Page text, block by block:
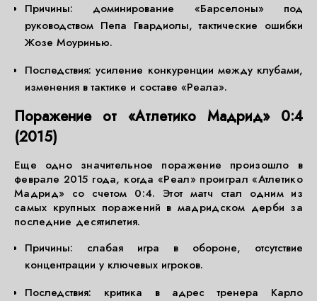
Причины: доминирование «Барселоны» под
руководством Пепа Гвардиолы, тактические ошибки
Жозе Моуринью.
Последствия: усиление конкуренции между клубами,
изменения в тактике и составе «Реала».
Поражение от «Атлетико Мадрид» 0:4
(2015)
Еще одно значительное поражение произошло в
феврале 2015 года, когда «Реал» проиграл «Атлетико
Мадрид» со счетом 0:4. Этот матч стал одним из
самых крупных поражений в мадридском дерби за
последние десятилетия.
Причины: слабая игра в обороне, отсутствие
концентрации у ключевых игроков.
Последствия: критика в адрес тренера Карло